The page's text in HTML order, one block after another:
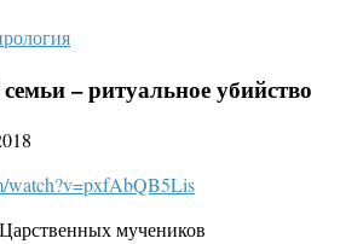
– ритуальное убийство
watch?v=pxfAbQB5Lis
мучеников